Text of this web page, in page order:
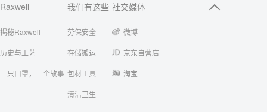
Raxwell
揭秘Raxwell
历史与工艺
一只口罩，一个故事
我们有这些
劳保安全
存储搬运
包材工具
清洁卫生
社交媒体
微博
京东自营店
淘宝